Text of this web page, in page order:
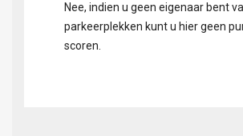
Nee, indien u geen eigenaar bent
parkeerplekken kunt u hier geen
scoren.